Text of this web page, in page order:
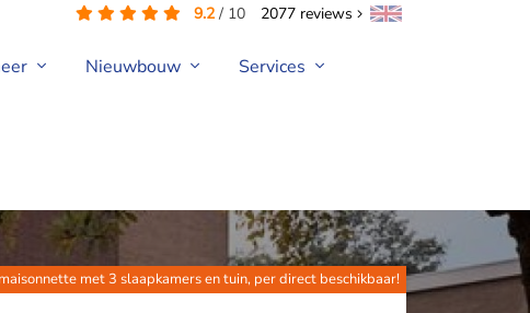
9.2/ 10 2077 reviews
Nieuwbouw Services
met 3 slaapkamers en tuin, per direct beschikbaar!